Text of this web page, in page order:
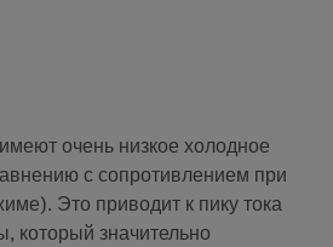
очень низкое холодное
с сопротивлением при
Это приводит к пику тока
который значительно